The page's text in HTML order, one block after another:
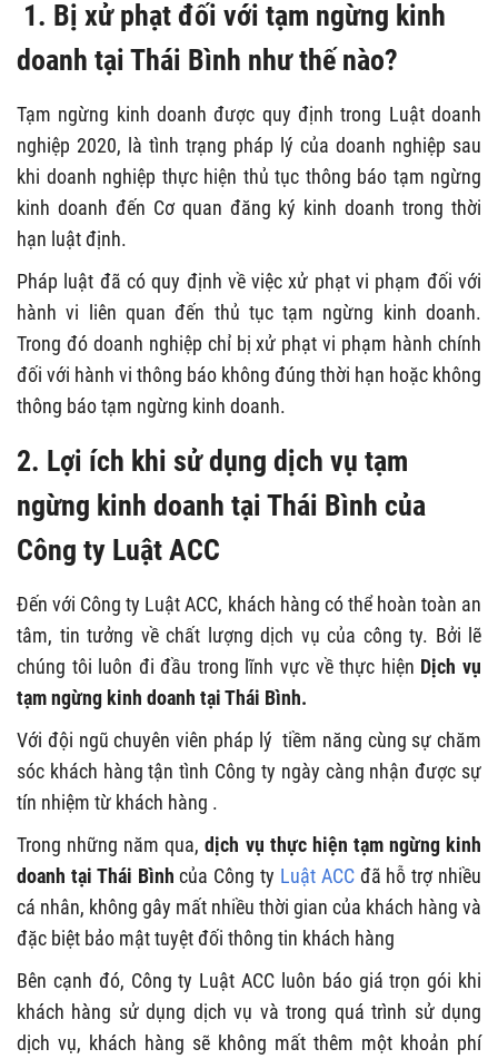
1. Bị xử phạt đối với tạm ngừng kinh
doanh tại Thái Bình như thế nào?
Tạm ngừng kinh doanh được quy định trong Luật doanh
nghiệp 2020, là tình trạng pháp lý của doanh nghiệp sau
khi doanh nghiệp thực hiện thủ tục thông báo tạm ngừng
kinh doanh đến Cơ quan đăng ký kinh doanh trong thời
hạn luật định.
Pháp luật đã có quy định về việc xử phạt vi phạm đối với
hành vi liên quan đến thủ tục tạm ngừng kinh doanh.
Trong đó doanh nghiệp chỉ bị xử phạt vi phạm hành chính
đối với hành vi thông báo không đúng thời hạn hoặc không
thông báo tạm ngừng kinh doanh.
2. Lợi ích khi sử dụng dịch vụ tạm
ngừng kinh doanh tại Thái Bình của
Công ty Luật ACC
Đến với Công ty Luật ACC, khách hàng có thể hoàn toàn an
tâm, tin tưởng về chất lượng dịch vụ của công ty. Bởi lẽ
chúng tôi luôn đi đầu trong lĩnh vực về thực hiện Dịch vụ
tạm ngừng kinh doanh tại Thái Bình.
Với đội ngũ chuyên viên pháp lý tiềm năng cùng sự chăm
sóc khách hàng tận tình Công ty ngày càng nhận được sự
tín nhiệm từ khách hàng .
Trong những năm qua,dịch vụ thực hiện tạm ngừng kinh
doanh tại Thái Bình của Công ty Luật ACCđã hỗ trợ nhiều
cá nhân, không gây mất nhiều thời gian của khách hàng và
đặc biệt bảo mật tuyệt đối thông tin khách hàng
Bên cạnh đó, Công ty Luật ACC luôn báo giá trọn gói khi
khách hàng sử dụng dịch vụ và trong quá trình sử dụng
dịch vụ, khách hàng sẽ không mất thêm một khoản phí